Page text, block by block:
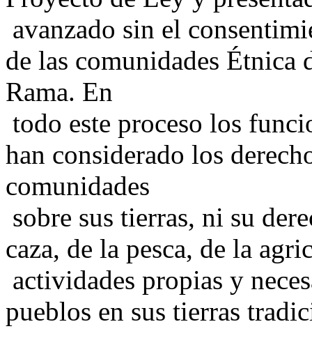
avanzado sin el
de las comunidades
Rama. En
todo este proceso los
han considerado los
comunidades
sobre sus tierras, ni su
caza, de la pesca, de la
actividades propias y
pueblos en sus tierras